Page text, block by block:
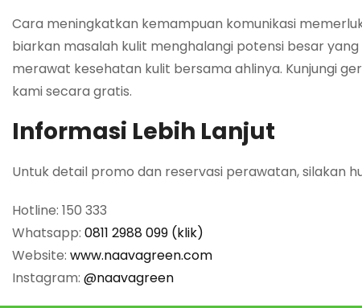
Cara meningkatkan kemampuan komunikasi
biarkan masalah kulit menghalangi potensi besar
merawat kesehatan kulit bersama ahlinya. Kunjungi
kami secara gratis.
Informasi Lebih Lanjut
Untuk detail promo dan reservasi perawatan, silakan
Hotline: 150 333
Whatsapp: 0811 2988 099 (klik)
Website: www.naavagreen.com
Instagram: @naavagreen